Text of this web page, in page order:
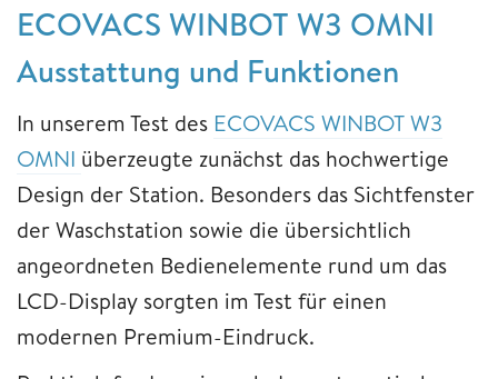
ECOVACS WINBOT W3 OMNI
Ausstattung und Funktionen
In unserem Test des ECOVACS WINBOT W3
OMNI überzeugte zunächst das hochwertige
Design der Station. Besonders das Sichtfenster
der Waschstation sowie die übersichtlich
angeordneten Bedienelemente rund um das
LCD-Display sorgten im Test für einen
modernen Premium-Eindruck.